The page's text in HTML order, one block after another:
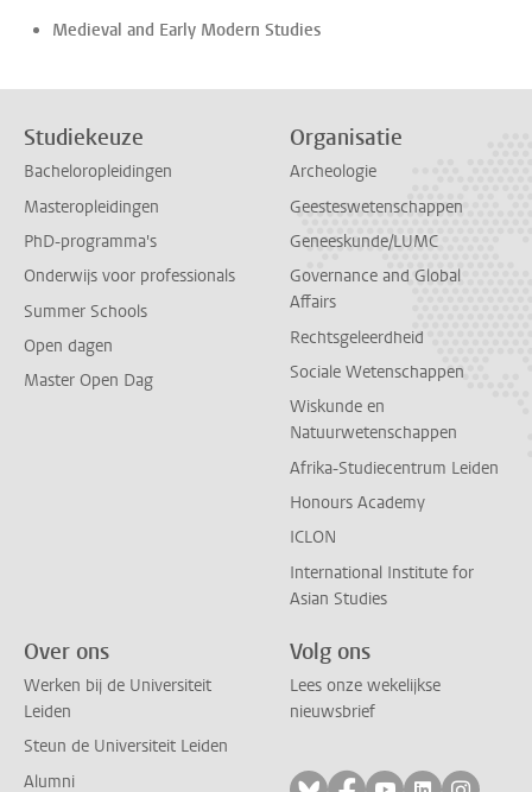
Medieval and Early Modern Studies
Studiekeuze
Bacheloropleidingen
Masteropleidingen
PhD-programma's
Onderwijs voor professionals
Summer Schools
Open dagen
Master Open Dag
Organisatie
Archeologie
Geesteswetenschappen
Geneeskunde/LUMC
Governance and Global
Affairs
Rechtsgeleerdheid
Sociale Wetenschappen
Wiskunde en
Natuurwetenschappen
Afrika-Studiecentrum Leiden
Honours Academy
ICLON
International Institute for
Asian Studies
Over ons
Werken bij de Universiteit
Leiden
Steun de Universiteit Leiden
Alumni
Volg ons
Lees onze wekelijkse
nieuwsbrief